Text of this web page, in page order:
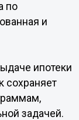
по
и
ипотеки
сохраняет
задачей.